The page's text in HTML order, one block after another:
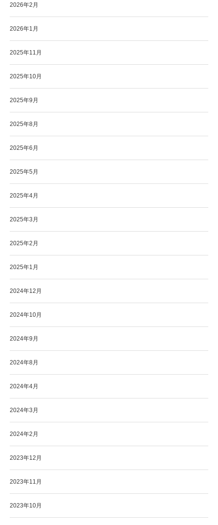
2026年2月
2026年1月
2025年11月
2025年10月
2025年9月
2025年8月
2025年6月
2025年5月
2025年4月
2025年3月
2025年2月
2025年1月
2024年12月
2024年10月
2024年9月
2024年8月
2024年4月
2024年3月
2024年2月
2023年12月
2023年11月
2023年10月